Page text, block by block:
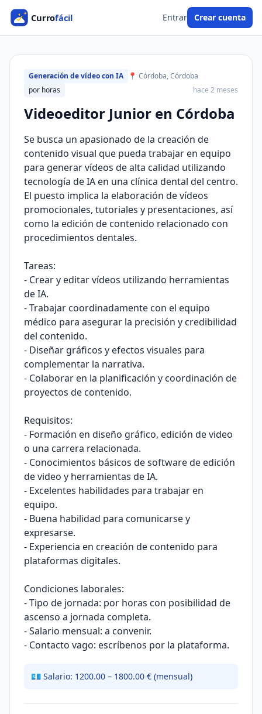
Entrar Crear cuenta
Generación de vídeo con IA
📍 Córdoba, Córdoba
por horas
hace 2 meses
Videoeditor Junior en Córdoba
Se busca un apasionado de la creación de
contenido visual que pueda trabajar en equipo
para generar vídeos de alta calidad utilizando
tecnología de IA en una clínica dental del centro.
El puesto implica la elaboración de vídeos
promocionales, tutoriales y presentaciones, así
como la edición de contenido relacionado con
procedimientos dentales.
Tareas:
- Crear y editar vídeos utilizando herramientas
de IA.
- Trabajar coordinadamente con el equipo
médico para asegurar la precisión y credibilidad
del contenido.
- Diseñar gráficos y efectos visuales para
complementar la narrativa.
- Colaborar en la planificación y coordinación de
proyectos de contenido.
Requisitos:
- Formación en diseño gráfico, edición de video
o una carrera relacionada.
- Conocimientos básicos de software de edición
de video y herramientas de IA.
- Excelentes habilidades para trabajar en
equipo.
- Buena habilidad para comunicarse y
expresarse.
- Experiencia en creación de contenido para
plataformas digitales.
Condiciones laborales:
- Tipo de jornada: por horas con posibilidad de
ascenso a jornada completa.
- Salario mensual: a convenir.
- Contacto vago: escríbenos por la plataforma.
💶 Salario: 1200.00 – 1800.00 € (mensual)